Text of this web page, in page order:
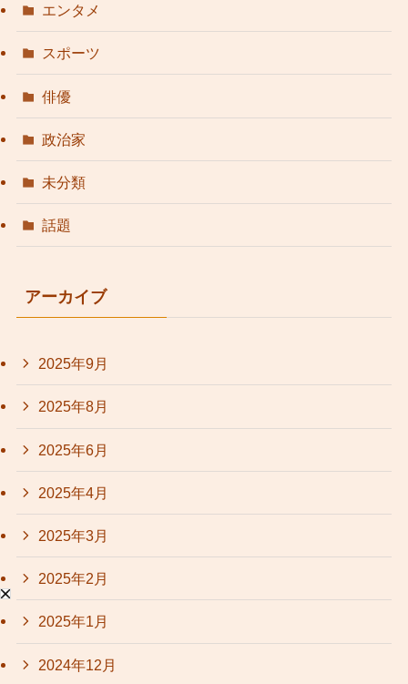
エンタメ
スポーツ
俳優
政治家
未分類
話題
アーカイブ
2025年9月
2025年8月
2025年6月
2025年4月
2025年3月
2025年2月
2025年1月
2024年12月